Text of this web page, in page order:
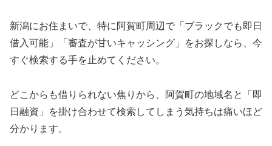
新潟にお住まいで、特に阿賀町周辺で「ブラックでも即日
借入可能」「審査が甘いキャッシング」をお探しなら、今
すぐ検索する手を止めてください。
どこからも借りられない焦りから、阿賀町の地域名と「即
日融資」を掛け合わせて検索してしまう気持ちは痛いほど
分かります。